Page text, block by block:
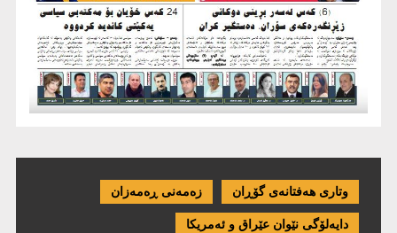
وتاری هەفتانەی گۆڕان زەمەنی ڕەمەزان
دایەلۆگی نێوان عێراق و ئەمریكا